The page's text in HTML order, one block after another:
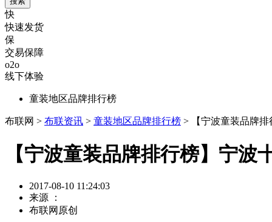
快
快速发货
保
交易保障
o2o
线下体验
童装地区品牌排行榜
布联网 > 布联资讯 > 童装地区品牌排行榜 > 【宁波童装品牌
【宁波童装品牌排行榜】宁
2017-08-10 11:24:03
来源 ：
布联网原创